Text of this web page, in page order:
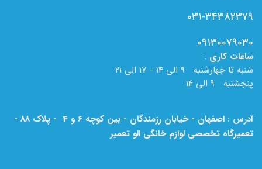
031-34382379
09130079030
ساعات کاری :
شنبه تا چهارشنبه 9 الی 14 - 17 الی 21
پنجشنبه 9 الی 14
آدرس : اصفهان - خیابان رزمندگان - بین کوچه 6 و 4 - پلاک 88 -
تعمیرگاه تخصصی لوازم خانگی الو تعمیر